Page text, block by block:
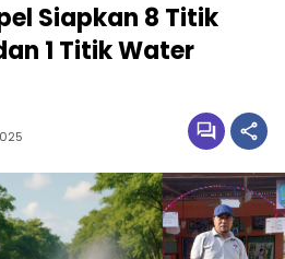
Siapkan 8 Titik
1 Titik Water